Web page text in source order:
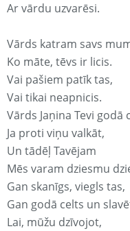
Ar vārdu uzvarēsi.
Vārds katram savs
Ko māte, tēvs ir licis.
Vai pašiem patīk tas,
Vai tikai neapnicis.
Vārds Jaņina Tevi godā
Ja proti viņu valkāt,
Un tādēļ Tavējam
Mēs varam dziesmu
Gan skanīgs, viegls tas,
Gan godā celts un
Lai, mūžu dzīvojot,